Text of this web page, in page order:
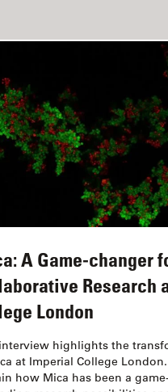
A Game-changer
Research
London
highlights the
at Imperial College
how Mica has been a